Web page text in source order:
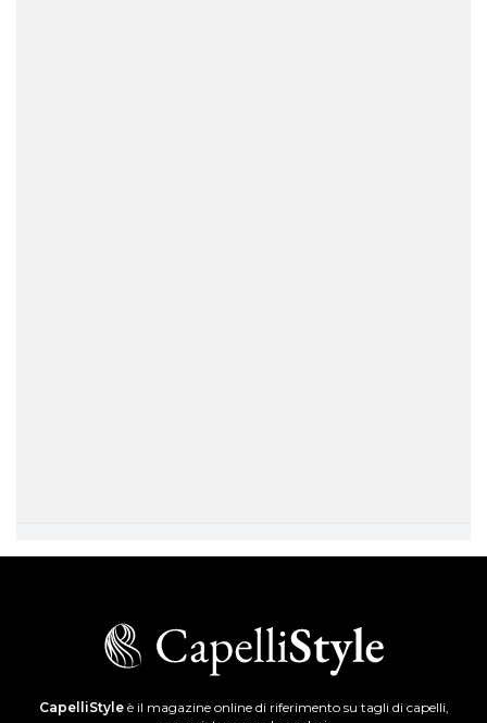
CapelliStyleè il magazine online di riferimento su tagli di capelli,